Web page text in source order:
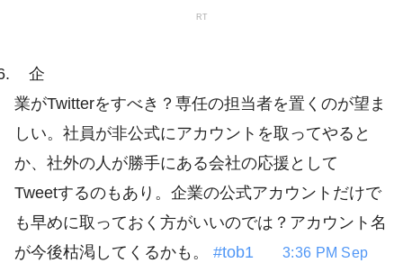
RT
企
業がTwitterをすべき？専任の担当者を置くのが望ま
しい。社員が非公式にアカウントを取ってやると
か、社外の人が勝手にある会社の応援として
Tweetするのもあり。企業の公式アカウントだけで
も早めに取っておく方がいいのでは？アカウント名
が今後枯渇してくるかも。 #tob1
3:36 PM Sep